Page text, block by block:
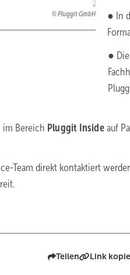
Pluggit GmbH
● In
● Die
im Bereich Pluggit Insideauf
Team direkt kontaktiert
Teilen Link